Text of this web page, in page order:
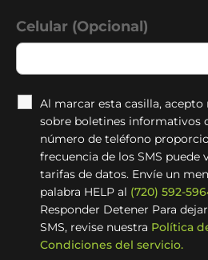
Celular (Opcional)
Al marcar esta casilla, acepto
sobre boletines informativos
número de teléfono
frecuencia de los SMS puede
tarifas de datos. Envíe un
palabra HELP al (720) 592-
Responder Detener Para
SMS, revise nuestra Política
Condiciones del servicio.